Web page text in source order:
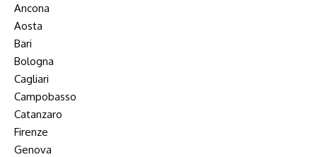
Ancona
Aosta
Bari
Bologna
Cagliari
Campobasso
Catanzaro
Firenze
Genova